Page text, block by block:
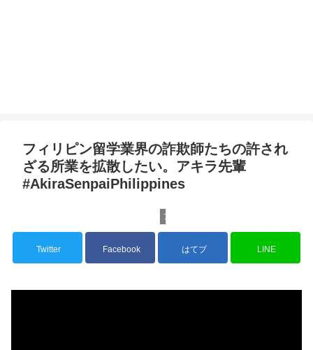
フィリピン留学業界の詐欺師たちの許され
ざる所業を拡散したい。アキラ先輩
#AkiraSenpaiPhilippines
フィリピン留学
Twitter Facebook はてブ LINE